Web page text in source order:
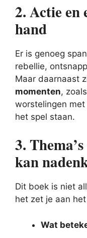
2. Actie en
hand
Er is genoeg
rebellie,
Maar daarnaast
momenten,
worstelingen
het spel staan.
3.
kan
Dit boek is niet
het zet je aan
Wat